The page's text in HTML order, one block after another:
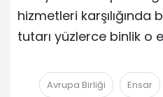
hizmetleri karşılığında
tutarı yüzlerce binlik o
Avrupa Birliği Ensar